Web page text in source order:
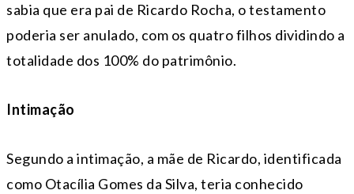
sabia que era pai de Ricardo Rocha, o testamento
poderia ser anulado, com os quatro filhos dividindo a
totalidade dos 100% do patrimônio.
Intimação
Segundo a intimação, a mãe de Ricardo, identificada
como Otacília Gomes da Silva, teria conhecido